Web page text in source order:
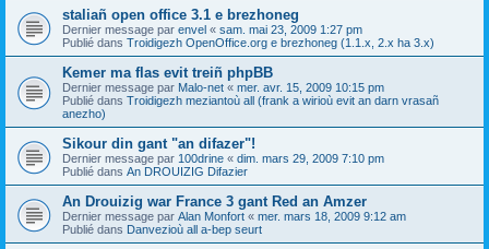
staliañ open office 3.1 e brezhoneg
Dernier message par envel « sam. mai 23, 2009 1:27 pm
Publié dans Troidigezh OpenOffice.org e brezhoneg (1.1.x, 2.x ha 3.x)
Kemer ma flas evit treiñ phpBB
Dernier message par Malo-net « mer. avr. 15, 2009 10:15 pm
Publié dans Troidigezh meziantoù all (frank a wirioù evit an darn vrasañ
anezho)
Sikour din gant "an difazer"!
Dernier message par 100drine « dim. mars 29, 2009 7:10 pm
Publié dans An DROUIZIG Difazier
An Drouizig war France 3 gant Red an Amzer
Dernier message par Alan Monfort « mer. mars 18, 2009 9:12 am
Publié dans Danvezioù all a-bep seurt